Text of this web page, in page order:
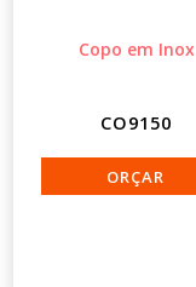
Copo em Inox
CO9150